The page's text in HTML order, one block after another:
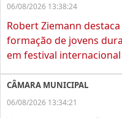
06/08/2026 13:38:24
Robert Ziemann
formação de jovens
em festival internacional
CÂMARA MUNICIPAL
06/08/2026 13:34:21